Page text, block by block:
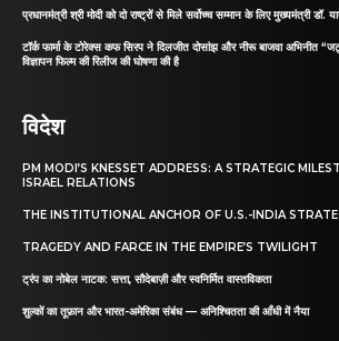
प्रधानमंत्री श्री मोदी को दो राष्ट्रों से मिले सर्वोच्च सम्मान के लिए मुख्यमंत्री डॉ.
टॉर्क फार्मा के टोरेक्स कफ सिरप ने दिलजीत दोसांझ और नीरू बाजवा
विज्ञापन फिल्म की रिलीज की घोषणा की है
विदेश
PM MODI’S KNESSET ADDRESS: A STRATEGIC
ISRAEL RELATIONS
THE INSTITUTIONAL ANCHOR OF U.S.-INDIA
TRAGEDY AND FARCE IN THE EMPIRE’S TWILIGHT
ट्रंप का नोबेल नाटक: सत्ता, सौदेबाज़ी और स्वनिर्मित वास्तविकता
शुल्कों का तूफ़ान और भारत-अमेरिका संबंध — अनिश्चितता की आँधी में नैया